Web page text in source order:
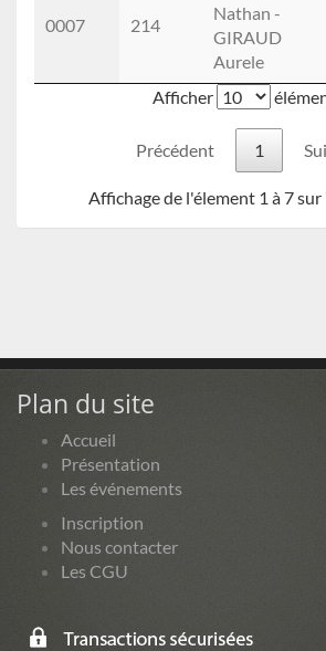
0007 214
Nathan -
GIRAUD
Aurele
Afficher
Précédent 1
Affichage de l'élement 1 à 7
Plan du site
Accueil
Présentation
Les événements
Inscription
Nous contacter
Les CGU